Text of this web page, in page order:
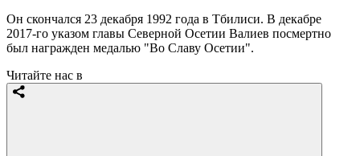
Он скончался 23 декабря 1992 года в Тбилиси. В декабре
2017-го указом главы Северной Осетии Валиев посмертно
был награжден медалью "Во Славу Осетии".
Читайте нас в